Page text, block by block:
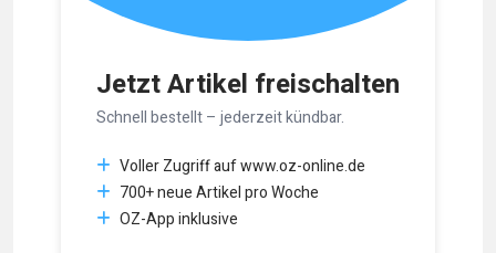
Jetzt Artikel freischalten
Schnell bestellt – jederzeit kündbar.
Voller Zugriff auf www.oz-online.de
700+ neue Artikel pro Woche
OZ-App inklusive